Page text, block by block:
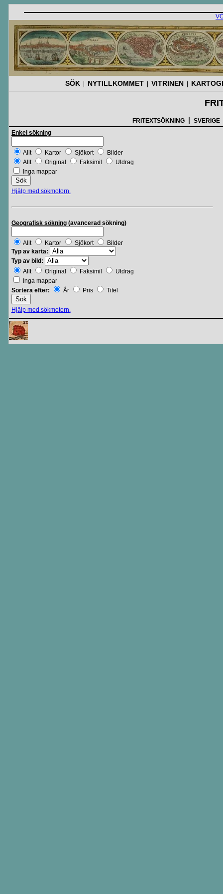
SÖK NYTILLKOMMET VITRINEN
FRITEXTSÖKNING SVERIGE
Enkel sökning
Allt Kartor Sjökort
Bilder
Allt
Original Faksimil
Utdrag
Inga mappar
Hjälp med sökmotorn.
Geografisk sökning(avancerad sökning)
Allt Kartor Sjökort
Bilder
Typ av karta:
Typ av bild:
Allt
Original Faksimil
Utdrag
Inga mappar
Sortera efter:
År Pris Titel
Hjälp med sökmotorn.